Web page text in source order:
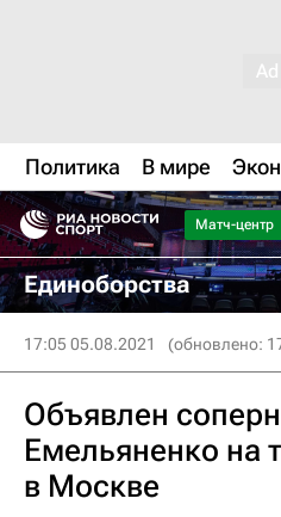
Политика В мире
Матч-центр
Единоборства
17:05 05.08.2021 (обновлено:
Объявлен
Емельяненко на
в Москве